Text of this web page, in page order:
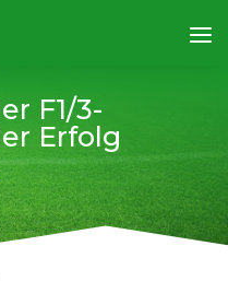
F1/3-
Erfolg